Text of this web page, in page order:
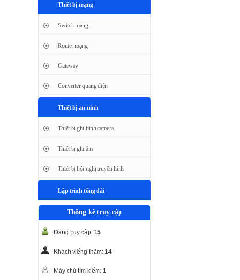
Thiết bị mạng
Switch mạng
Router mạng
Gateway
Converter quang điện
Thiết bị an ninh
Thiết bị ghi hình camera
Thiết bị ghi âm
Thiết bị hội nghị truyền hình
Lập trình tổng đài
Thống kê truy cập
Đang truy cập: 15
Khách viếng thăm: 14
Máy chủ tìm kiếm: 1